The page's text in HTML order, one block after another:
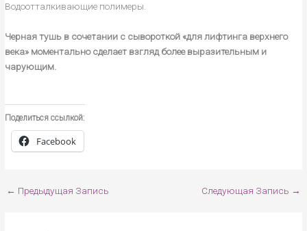
Водоотталкивающие полимеры.
Черная тушь в сочетании с сывороткой «для лифтинга верхнего
века» моментально сделает взгляд более выразительным и
чарующим.
Поделиться ссылкой:
Facebook
← Предыдущая Запись Следующая Запись →